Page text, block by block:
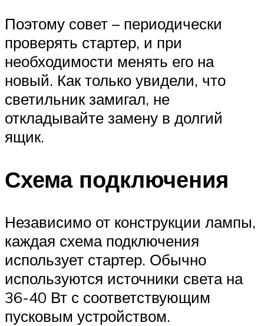
Поэтому совет – периодически
проверять стартер, и при
необходимости менять его на
новый. Как только увидели, что
светильник замигал, не
откладывайте замену в долгий
ящик.
Схема подключения
Независимо от конструкции лампы,
каждая схема подключения
использует стартер. Обычно
используются источники света на
36-40 Вт с соответствующим
пусковым устройством.